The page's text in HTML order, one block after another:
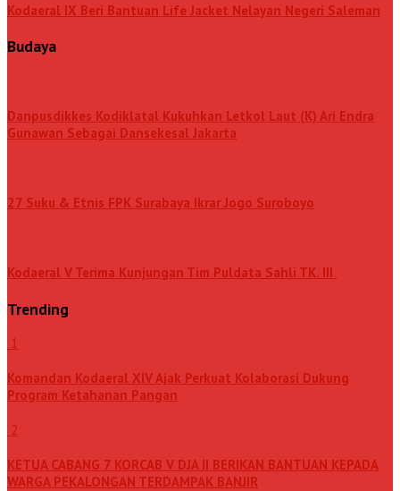
Kodaeral IX Beri Bantuan Life Jacket Nelayan Negeri Saleman
Budaya
Danpusdikkes Kodiklatal Kukuhkan Letkol Laut (K) Ari Endra
Gunawan Sebagai Dansekesal Jakarta
27 Suku & Etnis FPK Surabaya Ikrar Jogo Suroboyo
Kodaeral V Terima Kunjungan Tim Puldata Sahli TK. III
Trending
1
Komandan Kodaeral XIV Ajak Perkuat Kolaborasi Dukung
Program Ketahanan Pangan
2
KETUA CABANG 7 KORCAB V DJA II BERIKAN BANTUAN KEPADA
WARGA PEKALONGAN TERDAMPAK BANJIR